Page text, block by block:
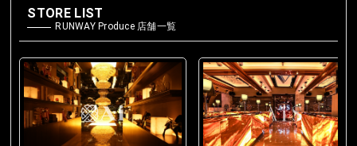
STORE LIST
RUNWAY Produce 店舗一覧